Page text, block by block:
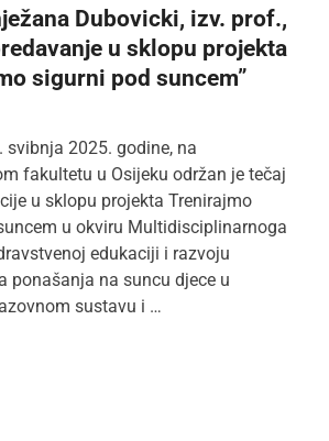
Dubovicki, izv. prof.,
u sklopu projekta
sigurni pod suncem”
svibnja 2025. godine, na
fakultetu u Osijeku održan je tečaj
u sklopu projekta Trenirajmo
u okviru Multidisciplinarnoga
edukaciji i razvoju
ponašanja na suncu djece u
sustavu i …